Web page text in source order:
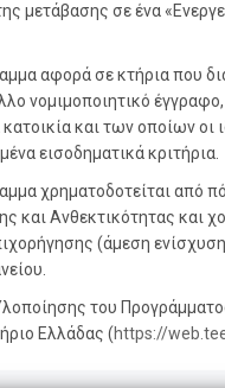
μετάβασης σε ένα
αφορά σε κτήρια που
νομιμοποιητικό
και των οποίων οι
εισοδηματικά κριτήρια.
χρηματοδοτείται από
και Ανθεκτικότητας και
(άμεση
του
Ελλάδας (https://